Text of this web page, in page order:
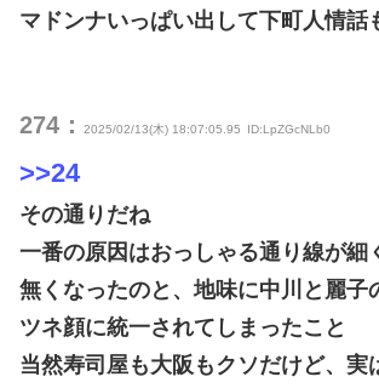
マドンナいっぱい出して下町人情話
274： 2025/02/13(木) 18:07:05.95 ID:LpZGcNLb0
>>24
その通りだね
一番の原因はおっしゃる通り線が細
無くなったのと、地味に中川と麗子
ツネ顔に統一されてしまったこと
当然寿司屋も大阪もクソだけど、実